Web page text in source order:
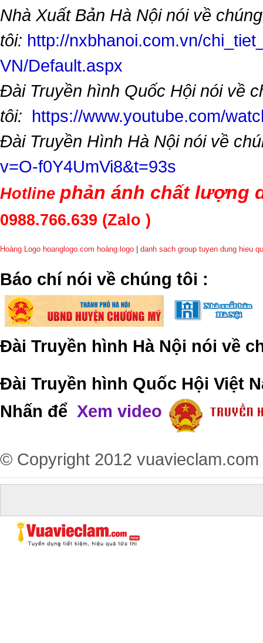
Nhà Xuất Bản Hà Nội nói về chúng
tôi: http://nxbhanoi.com.vn/
VN/Default.aspx
Đài Truyền hình Quốc Hội nói về
tôi: https://www.youtube.com/
Đài Truyền Hình Hà Nội nói về
v=O-f0Y4UmVi8&t=93s
Hotline phản ánh chất lượng
0988.766.639 (Zalo )
Hoàng Logo hoanglogo.com hoàng logo danh sach group tuyen dung hieu
​Báo chí nói về chúng tôi :
Đài Truyền hình Hà Nội nói về
Đài Truyền hình Quốc Hội Việt
Nhấn để Xem video
© Copyright 2012 vuavieclam.com